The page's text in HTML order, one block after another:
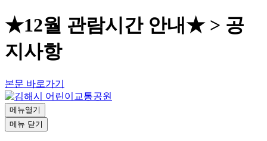
★12월 관람시간 안내★ > 공
지사항
본문 바로가기
메뉴열기
메뉴 닫기